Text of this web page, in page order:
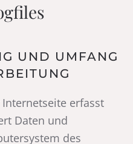
UND UMFANG
erfasst
Daten und
des